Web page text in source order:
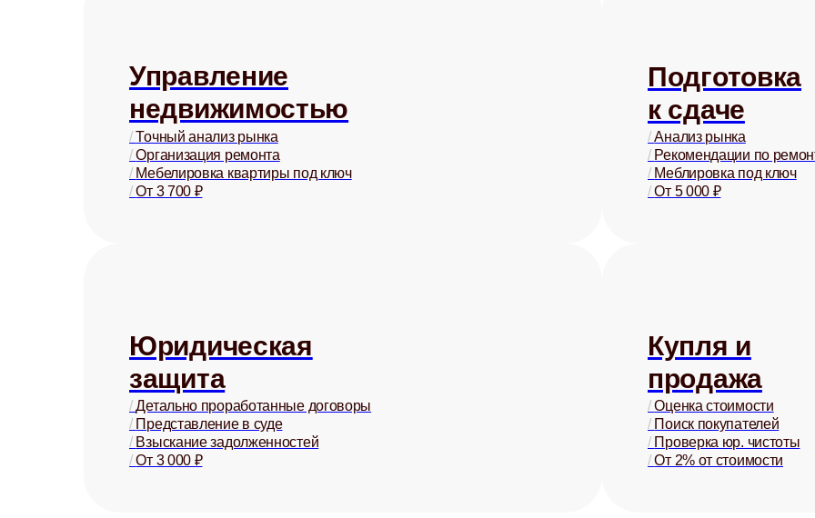
Управление
недвижимостью
/Точный анализ рынка
/Организация ремонта
/ Мебелировка квартиры под ключ
/От 3 700 ₽
Подготовка
к сдаче
/Анализ рынка
/ Рекомендации по
/ Меблировка под ключ
/От 5 000 ₽
Юридическая
защита
/Детально проработанные договоры
/ Представление в суде
/ Взыскание задолженностей
/От 3 000 ₽
Купля и
продажа
/Оценка стоимости
/ Поиск покупателей
/ Проверка юр. чистоты
/От 2% от стоимости